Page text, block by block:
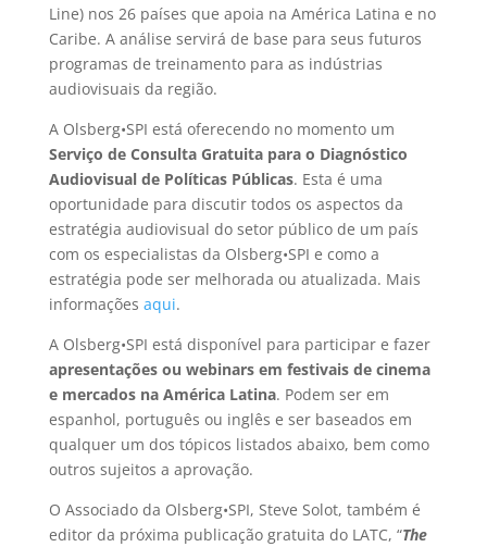
Line) nos 26 países que apoia na América Latina e no
Caribe. A análise servirá de base para seus futuros
programas de treinamento para as indústrias
audiovisuais da região.
A Olsberg•SPI está oferecendo no momento um
Serviço de Consulta Gratuita para o Diagnóstico
Audiovisual de Políticas Públicas. Esta é uma
oportunidade para discutir todos os aspectos da
estratégia audiovisual do setor público de um país
com os especialistas da Olsberg•SPI e como a
estratégia pode ser melhorada ou atualizada. Mais
informações aqui.
A Olsberg•SPI está disponível para participar e fazer
apresentações ou webinars em festivais de cinema
e mercados na América Latina. Podem ser em
espanhol, português ou inglês e ser baseados em
qualquer um dos tópicos listados abaixo, bem como
outros sujeitos a aprovação.
O Associado da Olsberg•SPI, Steve Solot, também é
editor da próxima publicação gratuita do LATC, “The